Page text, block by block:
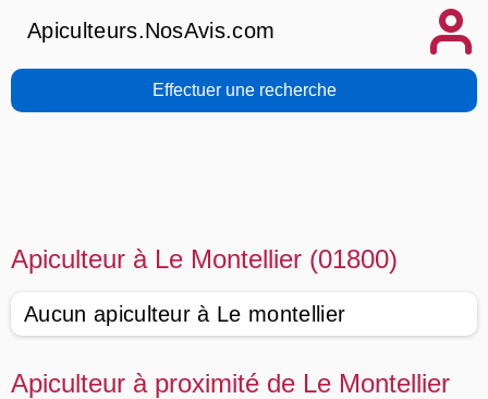
Apiculteurs.NosAvis.com
Effectuer une recherche
Apiculteur à Le Montellier (01800)
Aucun apiculteur à Le montellier
Apiculteur à proximité de Le Montellier